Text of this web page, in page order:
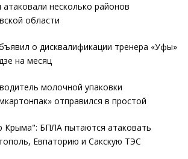
несколько районов
области
о дисквалификации тренера «Уфы»
на месяц
молочной упаковки
отправился в простой
Крыма": БПЛА пытаются атаковать
Евпаторию и Сакскую ТЭС